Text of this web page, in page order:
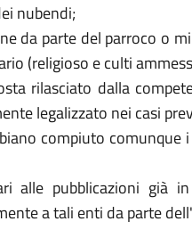
nubendi;
da parte del parroco o
(religioso e culti
rilasciato dalla
legalizzato nei casi
compiuto comunque
alle pubblicazioni già
a tali enti da parte